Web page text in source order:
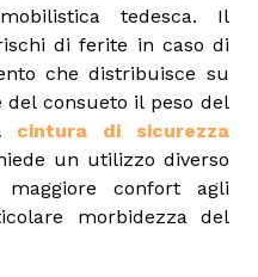
tedesca. Il
di ferite in caso di
che distribuisce su
del consueto il peso del
cintura di sicurezza
un utilizzo diverso
confort agli
morbidezza del